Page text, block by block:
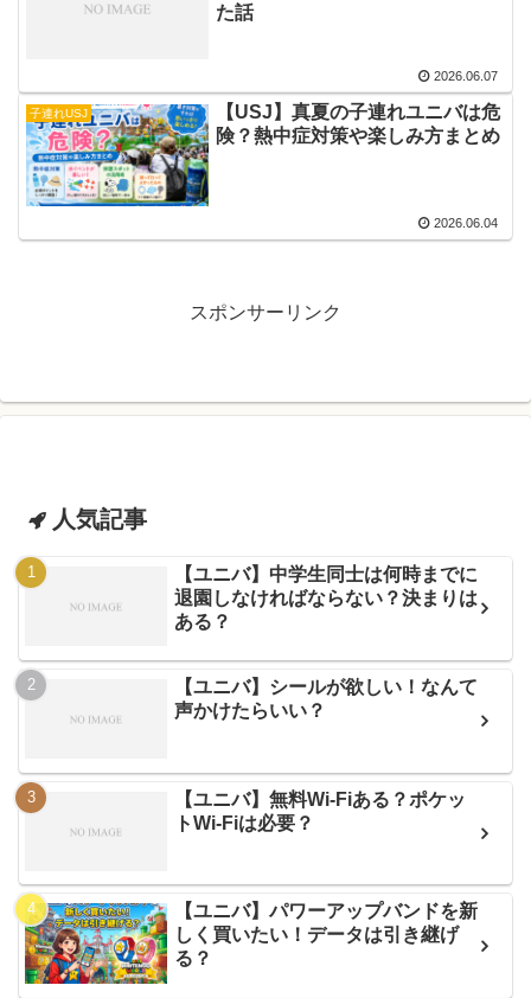
た話
2026.06.07
子連れUSJ
【USJ】真夏の子連れユニバは危
険？熱中症対策や楽しみ方まとめ
2026.06.04
スポンサーリンク
人気記事
【ユニバ】中学生同士は何時までに
退園しなければならない？決まりは
ある？
【ユニバ】シールが欲しい！なんて
声かけたらいい？
【ユニバ】無料Wi-Fiある？ポケッ
トWi-Fiは必要？
【ユニバ】パワーアップバンドを新
しく買いたい！データは引き継げ
る？